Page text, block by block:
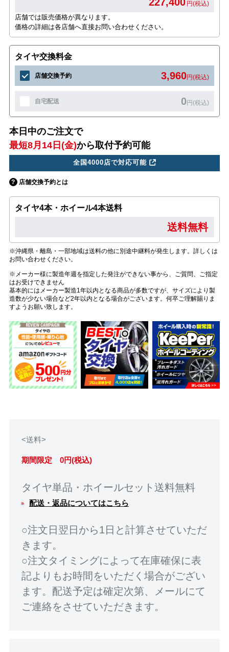
円(税込)
店舗では販売価格が異なります。
価格の詳細は各店舗へ直接お問い合わせください。
タイヤ交換料金
店舗交換予約 3,960円(税込)
自宅配送 0円(税込)
本日中のご注文で
最短8月14日(金)から取付予約可能
全国4000店で対応可能
店舗交換予約とは
タイヤ4本・ホイール4本送料
送料無料
※沖縄県・離島・一部地域は送料の他に別途中継料が発生します。詳しくは
お問い合わせください。
※メーカー様に製造年週を指定した発注ができない事から、ご質問、ご指定
はお受けできません
基本的にはメーカー製造1年以内となる商品が多数ですが、サイズにより製
造数が少ない場合など2年以内となる場合がございます。何卒ご理解賜りま
すようお願い致します。
<送料>
期間限定 0円(税込)
タイヤ単品・ホイールセット送料無料
配送・返品についてはこちら
○注文日翌日から1日と計算させていただ
きます。
○注文タイミングによって在庫確保に表
記よりもお時間をいただく場合がござい
ます。配送予定は確定次第、メールにて
ご連絡をさせていただきます。